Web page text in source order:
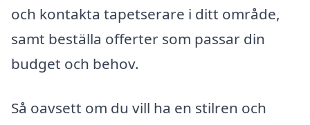
och kontakta tapetserare i ditt område,
samt beställa offerter som passar din
budget och behov.
Så oavsett om du vill ha en stilren och